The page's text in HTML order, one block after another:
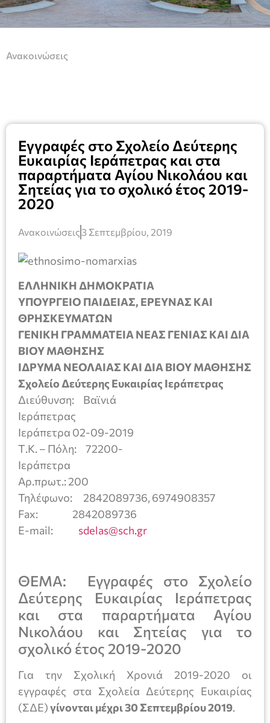
Ανακοινώσεις
Εγγραφές στο Σχολείο Δεύτερης
Ευκαιρίας Ιεράπετρας και στα
παραρτήματα Αγίου Νικολάου και
Σητείας για το σχολικό έτος 2019-
2020
Ανακοινώσεις 3 Σεπτεμβρίου, 2019
ΕΛΛΗΝΙΚΗ ΔΗΜΟΚΡΑΤΙΑ
ΥΠΟΥΡΓΕΙΟ ΠΑΙΔΕΙΑΣ, ΕΡΕΥΝΑΣ ΚΑΙ
ΘΡΗΣΚΕΥΜΑΤΩΝ
ΓΕΝΙΚΗ ΓΡΑΜΜΑΤΕΙΑ ΝΕΑΣ ΓΕΝΙΑΣ ΚΑΙ ΔΙΑ
ΒΙΟΥ ΜΑΘΗΣΗΣ
ΙΔΡΥΜΑ ΝΕΟΛΑΙΑΣ ΚΑΙ ΔΙΑ ΒΙΟΥ ΜΑΘΗΣΗΣ
Σχολείο Δεύτερης Ευκαιρίας Ιεράπετρας
Διεύθυνση: Βαϊνιά
Ιεράπετρας
Ιεράπετρα 02-09-2019
Τ.Κ. – Πόλη: 72200-
Ιεράπετρα
Αρ.πρωτ.: 200
Τηλέφωνο: 2842089736, 6974908357
Fax: 2842089736
E-mail: sdelas@sch.gr
ΘΕΜΑ: Εγγραφές στο Σχολείο
Δεύτερης Ευκαιρίας Ιεράπετρας
και στα παραρτήματα Αγίου
Νικολάου και Σητείας για το
σχολικό έτος 2019-2020
Για την Σχολική Χρονιά 2019-2020 οι
εγγραφές στα Σχολεία Δεύτερης Ευκαιρίας
(ΣΔΕ)γίνονται μέχρι 30 Σεπτεμβρίου 2019.